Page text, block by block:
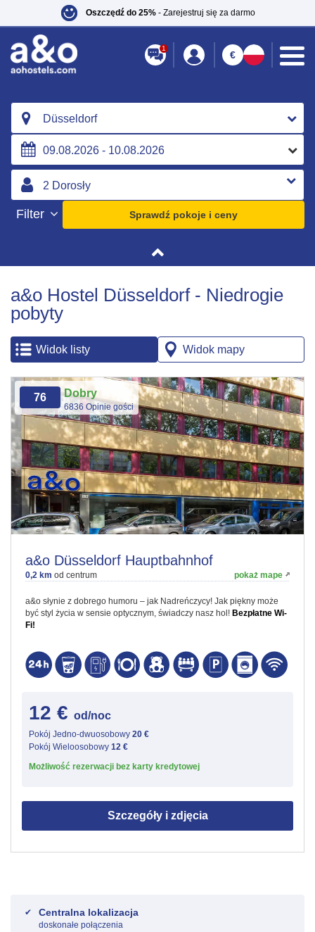
Oszczędź do 25%- Zarejestruj się za darmo
1
€
Düsseldorf
Filter Sprawdź pokoje i ceny
a&o Hostel Düsseldorf - Niedrogie
pobyty
Widok listy Widok mapy
76 Dobry
6836 Opinie gości
a&o Düsseldorf Hauptbahnhof
0,2 km od centrum pokaż mape
a&o słynie z dobrego humoru – jak Nadreńczycy! Jak piękny może
być styl życia w sensie optycznym, świadczy nasz hol! Bezpłatne Wi-
Fi!
12 € od/noc
Pokój Jedno-dwuosobowy 20 €
Pokój Wieloosobowy 12 €
Możliwość rezerwacji bez karty kredytowej
Szczegóły i zdjęcia
Centralna lokalizacja
doskonałe połączenia